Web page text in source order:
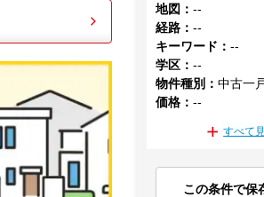
地図 ：--
経路 ：--
キーワード ：--
学区 ：--
物件種別 ：中古一
価格 ：--
すべて
この条件で保